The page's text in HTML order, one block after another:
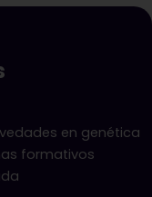
en genética
formativos